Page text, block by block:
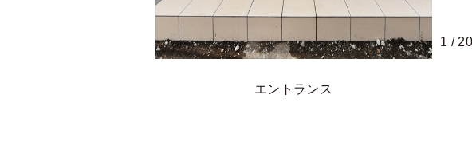
エントランス
1 / 20